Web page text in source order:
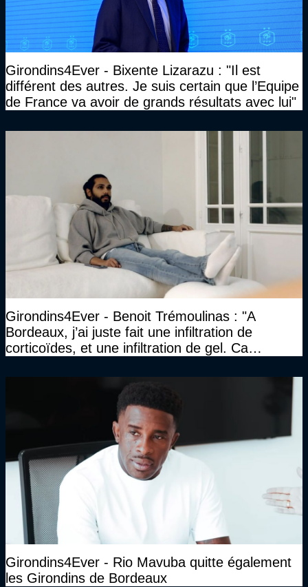
Girondins4Ever - Bixente Lizarazu : "Il est
différent des autres. Je suis certain que l’Equipe
de France va avoir de grands résultats avec lui"
Girondins4Ever - Benoit Trémoulinas : "A
Bordeaux, j’ai juste fait une infiltration de
corticoïdes, et une infiltration de gel. Ca
Girondins4Ever - Rio Mavuba quitte également
les Girondins de Bordeaux